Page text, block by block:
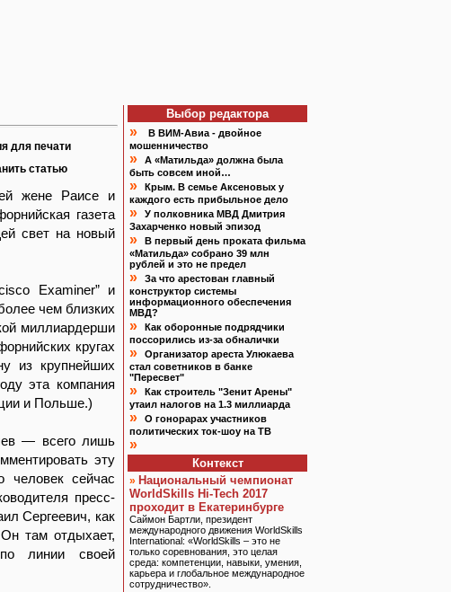
для печати
статью
жене Раисе и
газета
свет на новый
Examiner” и
чем близких
миллиардерши
кругах
из крупнейших
эта компания
и Польше.)
— всего лишь
эту
человек сейчас
пресс-
Сергеевич, как
там отдыхает,
линии своей
Выбор редактора
»
В ВИМ-Авиа - двойное
мошенничество
»
А «Матильда» должна была
быть совсем иной…
»
Крым. В семье Аксеновых у
каждого есть прибыльное дело
»
У полковника МВД Дмитрия
Захарченко новый эпизод
»
В первый день проката фильма
«Матильда» собрано 39 млн
рублей и это не предел
»
За что арестован главный
конструктор системы
информационного обеспечения
МВД?
»
Как оборонные подрядчики
поссорились из-за обналички
»
Организатор ареста Улюкаева
стал советников в банке
"Пересвет"
»
Как строитель "Зенит Арены"
утаил налогов на 1.3 миллиарда
»
О гонорарах участников
политических ток-шоу на ТВ
»
Контекст
» Национальный чемпионат
WorldSkills Hi-Tech 2017
проходит в Екатеринбурге
Саймон Бартли, президент
международного движения WorldSkills
International: «WorldSkills – это не
только соревнования, это целая
среда: компетенции, навыки, умения,
карьера и глобальное международное
сотрудничество».